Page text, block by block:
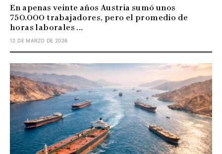
En apenas veinte años Austria sumó unos
750.000 trabajadores, pero el promedio de
horas laborales ...
12 DE MARZO DE 2026